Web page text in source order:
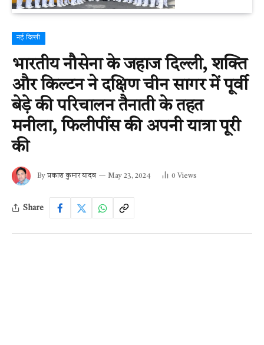
नई दिल्ली
भारतीय नौसेना के जहाज दिल्ली, शक्ति
और किल्टन ने दक्षिण चीन सागर में पूर्वी
बेड़े की परिचालन तैनाती के तहत
मनीला, फिलीपींस की अपनी यात्रा पूरी
की
By प्रकाश कुमार यादव May 23, 2024 0 Views
Share